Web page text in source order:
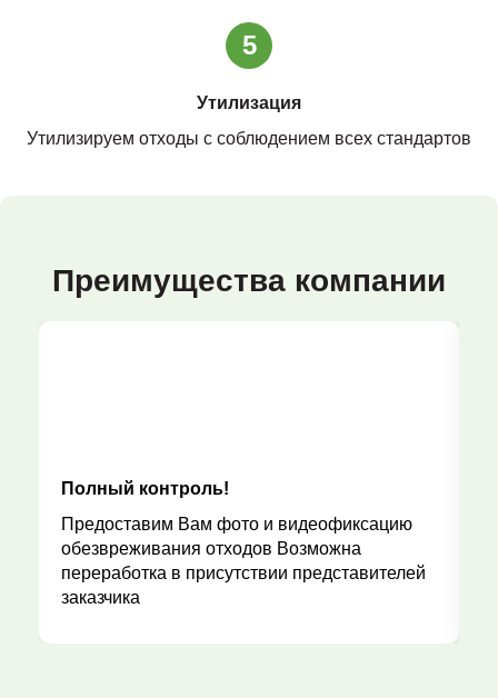
5
Утилизация
Утилизируем отходы с соблюдением всех стандартов
Преимущества компании
Полный контроль!
Предоставим Вам фото и видеофиксацию
обезвреживания отходов Возможна
переработка в присутствии представителей
заказчика